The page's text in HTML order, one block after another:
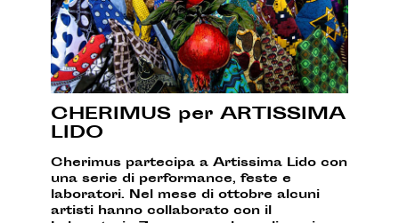
CHERIMUS per ARTISSIMA
LIDO
Cherimus partecipa a Artissima Lido con
una serie di performance, feste e
laboratori. Nel mese di ottobre alcuni
artisti hanno collaborato con il